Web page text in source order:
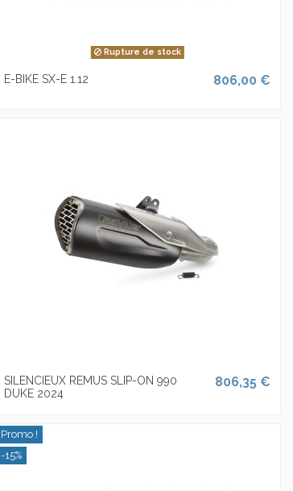
Rupture de stock
E-BIKE SX-E 1.12 806,00 €
SILENCIEUX REMUS SLIP-ON 990
DUKE 2024
806,35 €
Promo !
-15%